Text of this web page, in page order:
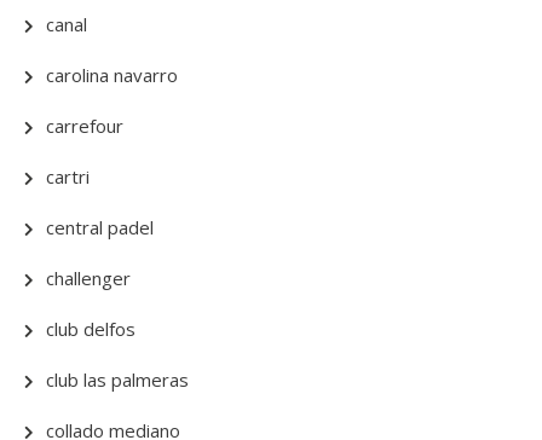
canal
carolina navarro
carrefour
cartri
central padel
challenger
club delfos
club las palmeras
collado mediano